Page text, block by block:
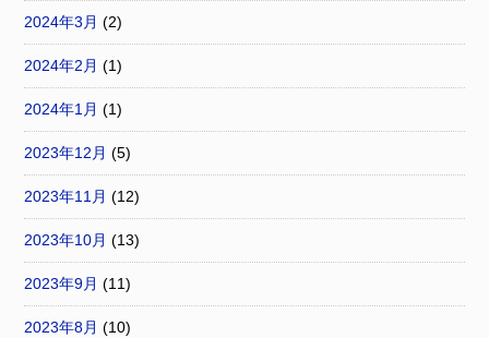
2024年3月 (2)
2024年2月 (1)
2024年1月 (1)
2023年12月 (5)
2023年11月 (12)
2023年10月 (13)
2023年9月 (11)
2023年8月 (10)